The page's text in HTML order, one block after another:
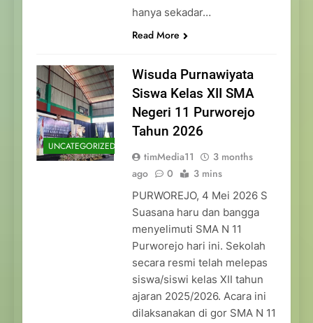
hanya sekadar…
Read More
UNCATEGORIZED
Wisuda Purnawiyata
Siswa Kelas XII SMA
Negeri 11 Purworejo
Tahun 2026
timMedia11
3 months
ago
0 3 mins
PURWOREJO, 4 Mei 2026 S
Suasana haru dan bangga
menyelimuti SMA N 11
Purworejo hari ini. Sekolah
secara resmi telah melepas
siswa/siswi kelas XII tahun
ajaran 2025/2026. Acara ini
dilaksanakan di gor SMA N 11